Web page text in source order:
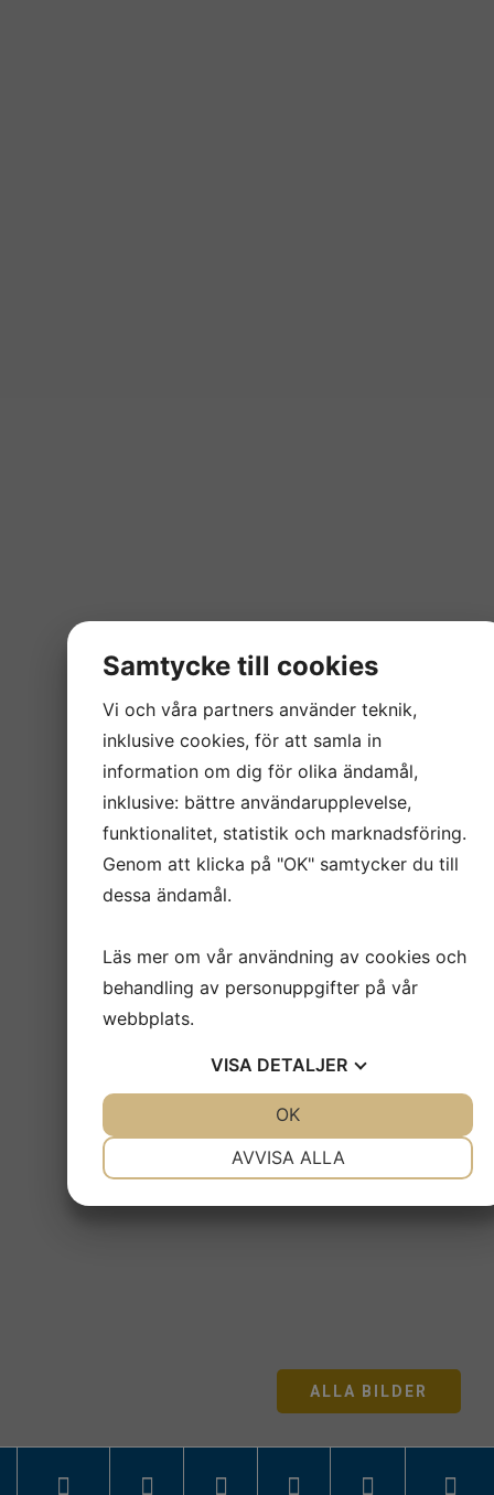
ALLA BILDER
Samtycke till cookies
Vi och våra partners använder teknik,
inklusive cookies, för att samla in
information om dig för olika ändamål,
inklusive: bättre användarupplevelse,
funktionalitet, statistik och marknadsföring.
Genom att klicka på "OK" samtycker du till
dessa ändamål.
Läs mer om vår användning av cookies och
behandling av personuppgifter på vår
webbplats.
VISA DETALJER
AVVISA ALLA
OK